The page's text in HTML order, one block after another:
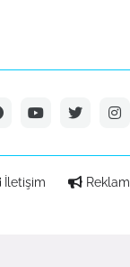
İletişim Reklam